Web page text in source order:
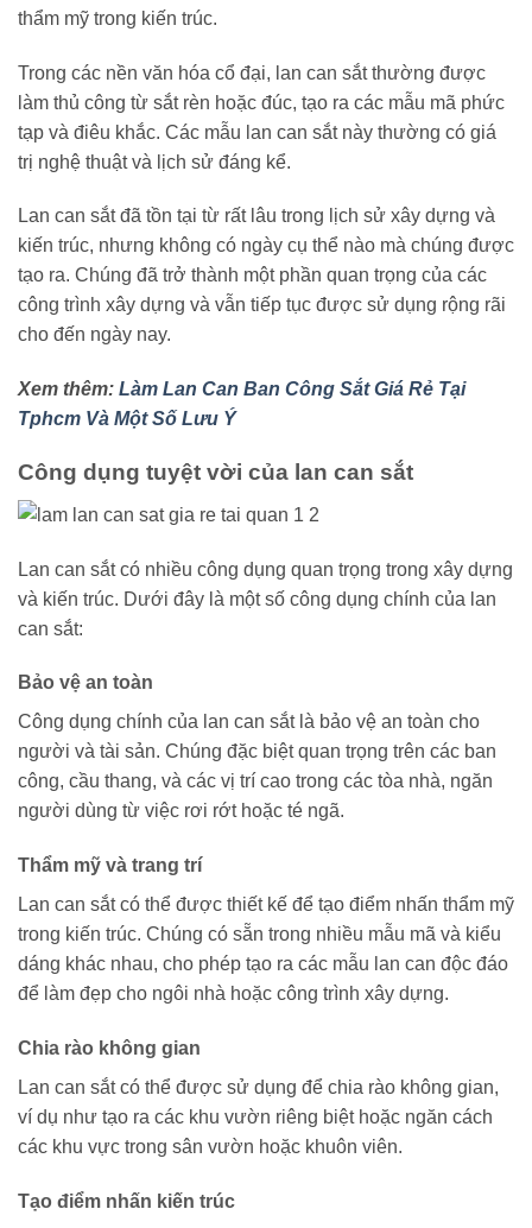
thẩm mỹ trong kiến trúc.
Trong các nền văn hóa cổ đại, lan can sắt thường được
làm thủ công từ sắt rèn hoặc đúc, tạo ra các mẫu mã phức
tạp và điêu khắc. Các mẫu lan can sắt này thường có giá
trị nghệ thuật và lịch sử đáng kể.
Lan can sắt đã tồn tại từ rất lâu trong lịch sử xây dựng và
kiến trúc, nhưng không có ngày cụ thể nào mà chúng được
tạo ra. Chúng đã trở thành một phần quan trọng của các
công trình xây dựng và vẫn tiếp tục được sử dụng rộng rãi
cho đến ngày nay.
Xem thêm: Làm Lan Can Ban Công Sắt Giá Rẻ Tại
Tphcm Và Một Số Lưu Ý
Công dụng tuyệt vời của lan can sắt
Lan can sắt có nhiều công dụng quan trọng trong xây dựng
và kiến trúc. Dưới đây là một số công dụng chính của lan
can sắt:
Bảo vệ an toàn
Công dụng chính của lan can sắt là bảo vệ an toàn cho
người và tài sản. Chúng đặc biệt quan trọng trên các ban
công, cầu thang, và các vị trí cao trong các tòa nhà, ngăn
người dùng từ việc rơi rớt hoặc té ngã.
Thẩm mỹ và trang trí
Lan can sắt có thể được thiết kế để tạo điểm nhấn thẩm mỹ
trong kiến trúc. Chúng có sẵn trong nhiều mẫu mã và kiểu
dáng khác nhau, cho phép tạo ra các mẫu lan can độc đáo
để làm đẹp cho ngôi nhà hoặc công trình xây dựng.
Chia rào không gian
Lan can sắt có thể được sử dụng để chia rào không gian,
ví dụ như tạo ra các khu vườn riêng biệt hoặc ngăn cách
các khu vực trong sân vườn hoặc khuôn viên.
Tạo điểm nhấn kiến trúc